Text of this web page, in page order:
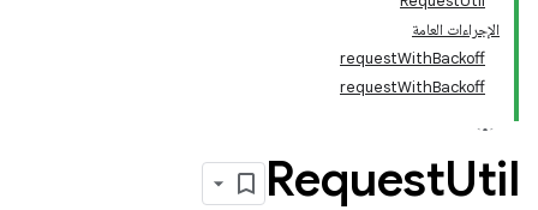
الإجراءات العامة
requestWithBackoff
requestWithBackoff
RequestUtil